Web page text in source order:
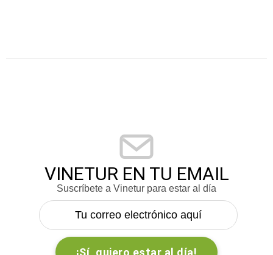
VINETUR EN TU EMAIL
Suscríbete a Vinetur para estar al día